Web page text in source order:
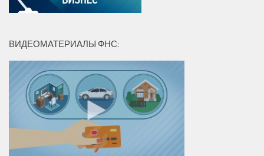
ВИДЕОМАТЕРИАЛЫ ФНС: